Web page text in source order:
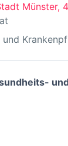
Münster,
:
und